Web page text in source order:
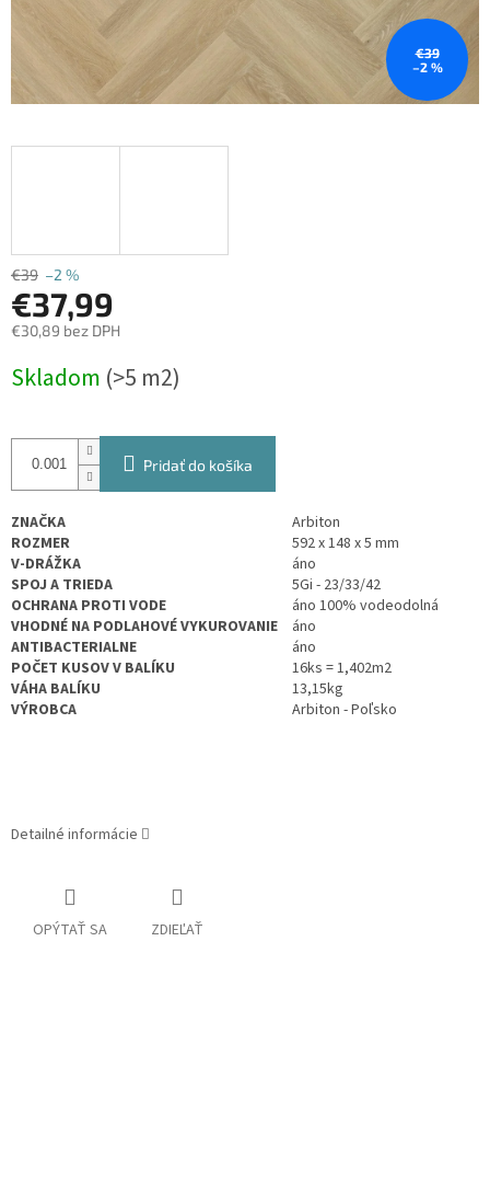
€39
–2 %
€39 –2 %
€37,99
€30,89 bez DPH
cena:
Skladom (>5 m2)
Pridať do košíka
ZNAČKA
Arbiton
ROZMER
592 x 148 x 5 mm
V-DRÁŽKA
áno
SPOJ A TRIEDA
5Gi - 23/33/42
OCHRANA PROTI VODE
áno 100% vodeodolná
VHODNÉ NA PODLAHOVÉ VYKUROVANIE
áno
ANTIBACTERIALNE
áno
POČET KUSOV V BALÍKU
16ks =1,402m2
VÁHA BALÍKU
13,15kg
VÝROBCA
Arbiton - Poľsko
Detailné informácie
OPÝTAŤ SA ZDIEĽAŤ